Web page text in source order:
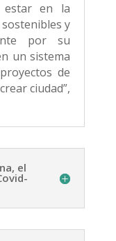
estar en la
y
por su
un sistema
de
ciudad”,
el